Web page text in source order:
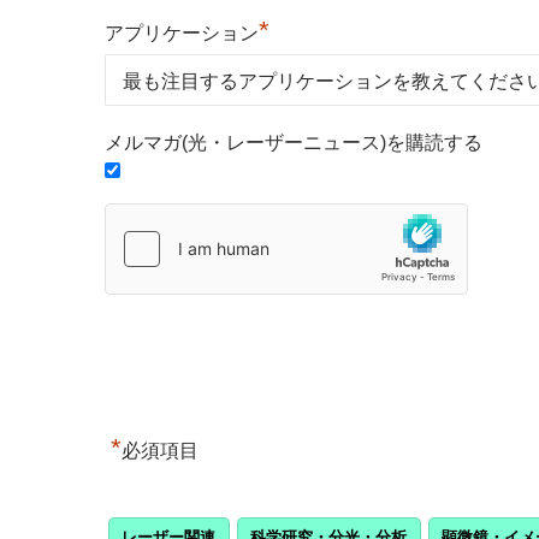
アプリケーション*
メルマガ(光・レーザーニュース)を購読する
*必須項目